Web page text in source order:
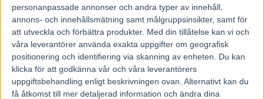
personanpassade annonser och andra typer av innehåll,
annons- och innehållsmätning samt målgruppsinsikter, samt för
att utveckla och förbättra produkter. Med din tillåtelse kan vi och
våra leverantörer använda exakta uppgifter om geografisk
positionering och identifiering via skanning av enheten. Du kan
klicka för att godkänna vår och våra leverantörers
uppgiftsbehandling enligt beskrivningen ovan. Alternativt kan du
få åtkomst till mer detaljerad information och ändra dina
hoshttps://atg.se/cigarrmagasinet